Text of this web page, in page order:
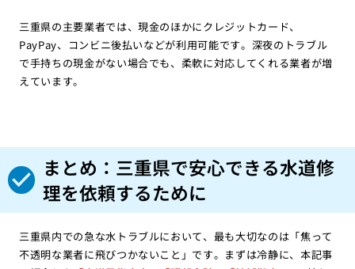
三重県の主要業者では、現金のほかにクレジットカード、
PayPay、コンビニ後払いなどが利用可能です。深夜のトラブル
で手持ちの現金がない場合でも、柔軟に対応してくれる業者が増
えています。
まとめ：三重県で安心できる水道修
理を依頼するために
三重県内での急な水トラブルにおいて、最も大切なのは「焦って
不透明な業者に飛びつかないこと」です。まずは冷静に、本記事